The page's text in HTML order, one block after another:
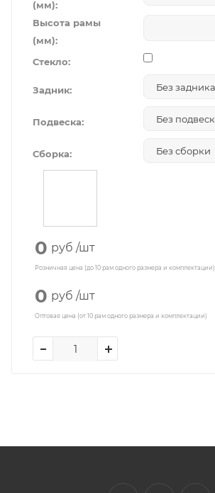
(мм):
Высота рамы
(мм):
Стекло:
Задник:
Подвеска:
Сборка:
0 руб /шт
Розничная цена (до 10 рам одного размера и комплектации)
0 руб /шт
Оптовая цена (от 10 рам одного размера и комплектации)